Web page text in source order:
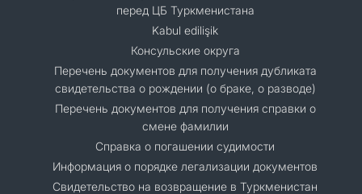
перед ЦБ Туркменистана
Kabul edilişik
Консульские округа
Перечень документов для получения дубликата
свидетельства о рождении (о браке, о разводе)
Перечень документов для получения справки о
смене фамилии
Справка о погашении судимости
Информация о порядке легализации документов
Cвидетельство на возвращение в Туркменистан